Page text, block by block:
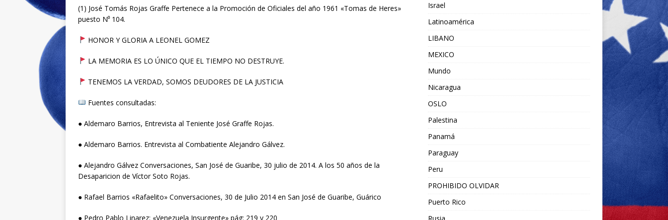
(1) José Tomás Rojas Graffe Pertenece a la Promoción de Oficiales del año 1961 «Tomas de Heres»
puesto N⁰ 104.
HONOR Y GLORIA A LEONEL GOMEZ
LA MEMORIA ES LO ÚNICO QUE EL TIEMPO NO DESTRUYE.
TENEMOS LA VERDAD, SOMOS DEUDORES DE LA JUSTICIA
Fuentes consultadas:
● Aldemaro Barrios, Entrevista al Teniente José Graffe Rojas.
● Aldemaro Barrios. Entrevista al Combatiente Alejandro Gálvez.
● Alejandro Gálvez Conversaciones, San José de Guaribe, 30 julio de 2014. A los 50 años de la
Desaparicion de Víctor Soto Rojas.
● Rafael Barrios «Rafaelito» Conversaciones, 30 de Julio 2014 en San José de Guaribe, Guárico
● Pedro Pablo Linarez: «Venezuela Insurgente» pág: 219 y 220
Israel
Latinoamérica
LIBANO
MEXICO
Mundo
Nicaragua
OSLO
Palestina
Panamá
Paraguay
Peru
PROHIBIDO OLVIDAR
Puerto Rico